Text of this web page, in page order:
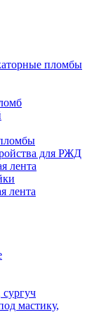
пломбы
для РЖД
лента
лента
мастику,